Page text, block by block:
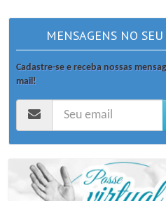
MENSAGENS NO
Cadastre-se e receba nossas
mail!